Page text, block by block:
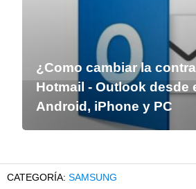
¿Como cambiar la
Hotmail - Outlook desde
Android, iPhone y PC
SAMSUNG